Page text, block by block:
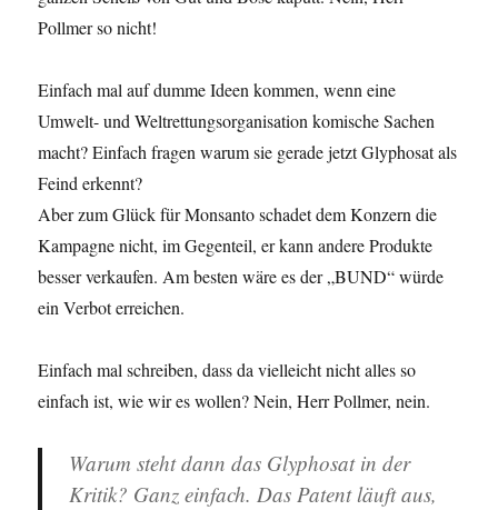
Pollmer so nicht!
Einfach mal auf dumme Ideen kommen, wenn eine
Umwelt- und Weltrettungsorganisation komische Sachen
macht? Einfach fragen warum sie gerade jetzt Glyphosat als
Feind erkennt?
Aber zum Glück für Monsanto schadet dem Konzern die
Kampagne nicht, im Gegenteil, er kann andere Produkte
besser verkaufen. Am besten wäre es der „BUND“ würde
ein Verbot erreichen.
Einfach mal schreiben, dass da vielleicht nicht alles so
einfach ist, wie wir es wollen? Nein, Herr Pollmer, nein.
Warum steht dann das Glyphosat in der
Kritik? Ganz einfach. Das Patent läuft aus,